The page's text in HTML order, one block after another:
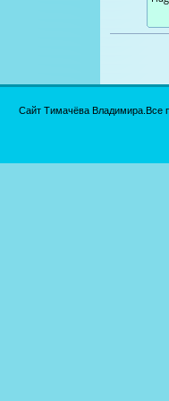
Сайт Тимачёва Владимира.Все